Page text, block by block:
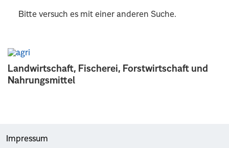
Landwirtschaft, Fischerei, Forstwirtschaft und
Nahrungsmittel
Bitte versuch es mit einer anderen Suche.
Impressum